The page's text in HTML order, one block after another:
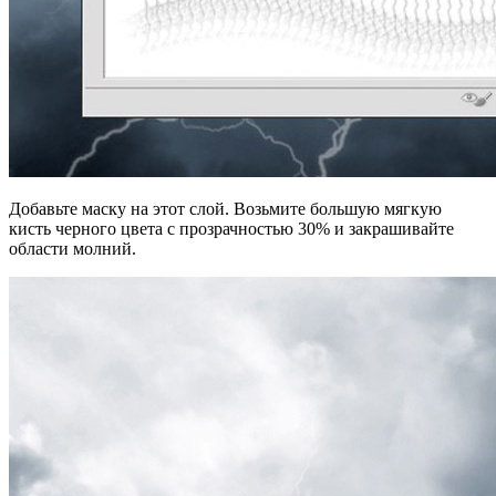
Добавьте маску на этот слой. Возьмите большую мягкую
кисть черного цвета с прозрачностью 30% и закрашивайте
области молний.